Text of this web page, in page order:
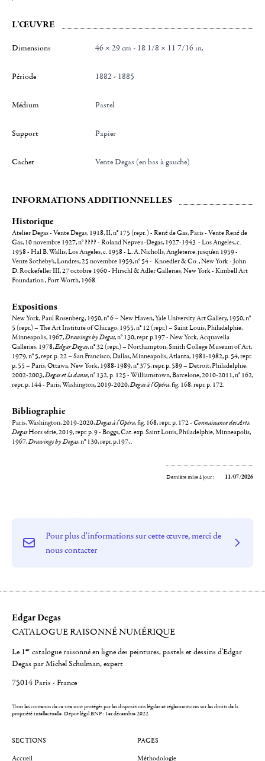
L'ŒUVRE
Dimensions 46 × 29 cm - 18 1/8 × 11 7/16 in.
Période 1882 - 1885
Médium Pastel
Support Papier
Cachet Vente Degas (en bas à gauche)
INFORMATIONS ADDITIONNELLES
Historique
Atelier Degas - Vente Degas, 1918, II, n° 175 (repr. ) - René de Gas, Paris - Vente René de
Gas, 10 novembre 1927, n° ???? - Roland Nepveu-Degas, 1927-1943 - Los Angeles, c.
1958 - Hal B. Wallis, Los Angeles, c. 1958 - L. A. Nicholls, Angleterre, jusqu'en 1959 -
Vente Sotheby's, Londres, 25 novembre 1959, n° 54 - Knoedler & Co. , New York - John
D. Rockefeller III, 27 octobre 1960 - Hirschl & Adler Galleries, New York - Kimbell Art
Foundation , Fort Worth, 1968.
Expositions
New York, Paul Rosenberg, 1950, n° 6 – New Haven, Yale University Art Gallery, 1950, n°
5 (repr.) – The Art Institute of Chicago, 1955, n° 12 (repr.) – Saint Louis, Philadelphie,
Minneapolis, 1967,Drawings by Degas, n° 130, repr. p.197 - New York, Acquavella
Galleries, 1978,Edgar Degas, n° 32 (repr.) – Northampton, Smith College Museum of Art,
1979, n° 5, repr. p. 22 – San Francisco, Dallas, Minneapolis, Atlanta, 1981-1982, p. 54, repr.
p. 55 – Paris, Ottawa, New York, 1988-1989, n° 375, repr. p. 589 – Detroit, Philadelphie,
2002-2003,Degas et la danse, n° 132, p. 125 - Williamstown, Barcelone, 2010-2011, n° 162,
repr. p. 144 - Paris, Washington, 2019-2020,Degas à l'Opéra, fig. 168, repr. p. 172.
Bibliographie
Paris, Washington, 2019-2020,Degas à l'Opéra, fig. 168, repr. p. 172 - Connaissance des Arts,
DegasHors série, 2019, repr. p. 9 - Boggs, Cat. exp. Saint Louis, Philadelphie, Minneapolis,
1967,Drawings by Degas, n° 130, repr. p.197, .
Dernière mise à jour : 11/07/2026
Pour plus d'informations sur cette œuvre, merci de
nous contacter
Edgar Degas
CATALOGUE RAISONNÉ NUMÉRIQUE
Le 1er catalogue raisonné en ligne des peintures, pastels et dessins d'Edgar
Degas par Michel Schulman, expert
75014 Paris - France
Tous les contenus de ce site sont protégés par les dispositions légales et réglementaires sur les droits de la
propriété intellectuelle.Dépot légal BNF : 1er décembre 2022
SECTIONS
Accueil
PAGES
Méthodologie